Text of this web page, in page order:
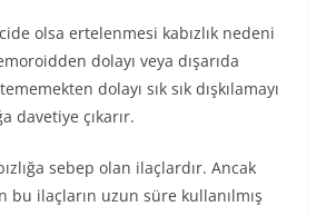
olsa ertelenmesi kabızlık nedeni
dolayı veya dışarıda
dolayı sık sık dışkılamayı
davetiye çıkarır.
sebep olan ilaçlardır. Ancak
bu ilaçların uzun süre kullanılmış